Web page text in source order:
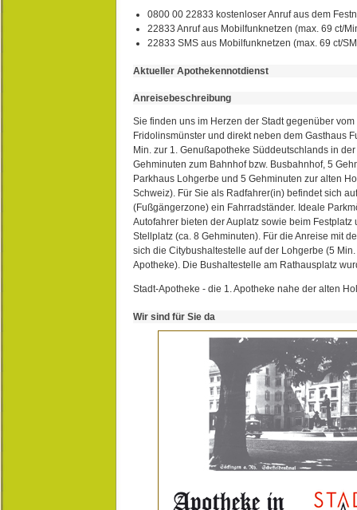
0800 00 22833 kostenloser Anruf aus dem
22833 Anruf aus Mobilfunknetzen (max. 69 ct/
22833 SMS aus Mobilfunknetzen (max. 69 ct/
Aktueller Apothekennotdienst
Anreisebeschreibung
Sie finden uns im Herzen der Stadt gegenüber
Fridolinsmünster und direkt neben dem Gasthaus
Min. zur 1. Genußapotheke Süddeutschlands in
Gehminuten zum Bahnhof bzw. Busbahnhof, 5
Parkhaus Lohgerbe und 5 Gehminuten zur alten
Schweiz). Für Sie als Radfahrer(in) befindet sich
(Fußgängerzone) ein Fahrradständer. Ideale
Autofahrer bieten der Auplatz sowie beim Festplatz
Stellplatz (ca. 8 Gehminuten). Für die Anreise mit
sich die Citybushaltestelle auf der Lohgerbe (5
Apotheke). Die Bushaltestelle am Rathausplatz
Stadt-Apotheke - die 1. Apotheke nahe der alten
Wir sind für Sie da